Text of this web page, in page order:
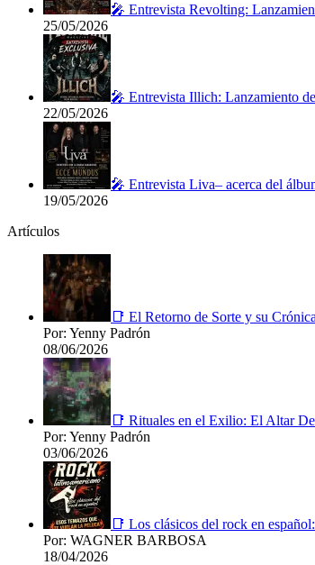
🎤 Entrevista Revolting:
25/05/2026
🎤 Entrevista Illich: Lanzamiento
22/05/2026
🎤 Entrevista Liva– acerca del
19/05/2026
Artículos
📑 El Retorno de Sorte y su
Por: Yenny Padrón
08/06/2026
📑 Rituales en el Exilio: El Altar
Por: Yenny Padrón
03/06/2026
📑 Los clásicos del rock en
Por: WAGNER BARBOSA
18/04/2026